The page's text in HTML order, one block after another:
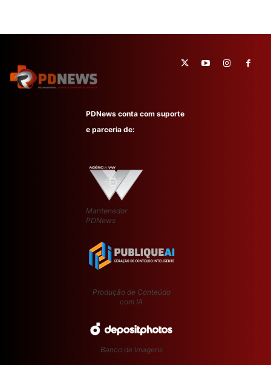
PDNews conta com suporte
e parceria de:
Mantenedor
PDNews
Produção de Conteúdo
com IA
Banco de Imagens